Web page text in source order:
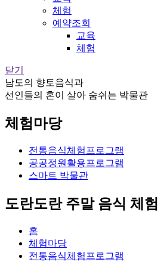
체험
예약조회
교육
체험
닫기
남도의 향토음식과
선인들의 혼이 살아 숨쉬는 박물관
체험마당
전통음식체험프로그램
공공정원활용프로그램
스마트 박물관
도란도란 주말 음식 체험
홈
체험마당
전통음식체험프로그램